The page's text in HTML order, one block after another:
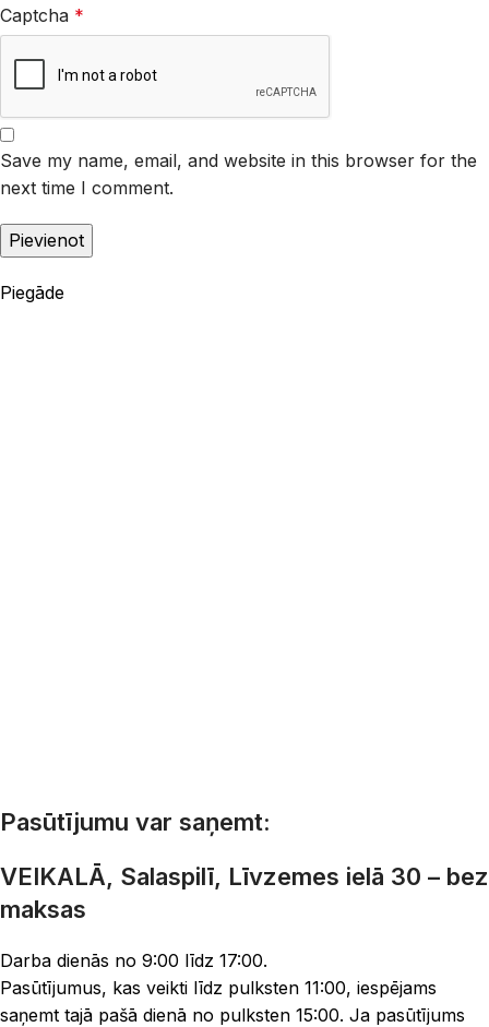
Captcha *
Save my name, email, and website in this browser for the
next time I comment.
Piegāde
Pasūtījumu var saņemt:
VEIKALĀ, Salaspilī, Līvzemes ielā 30 – bez
maksas
Darba dienās no 9:00 līdz 17:00.
Pasūtījumus, kas veikti līdz pulksten 11:00, iespējams
saņemt tajā pašā dienā no pulksten 15:00. Ja pasūtījums